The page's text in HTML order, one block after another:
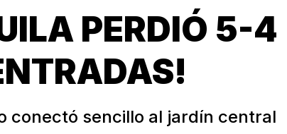
PERDIÓ 5-4
conectó sencillo al jardín central